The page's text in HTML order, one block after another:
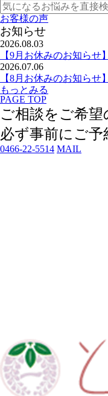
お客様の声
お知らせ
2026.08.03
【9月お休みのお知らせ】
2026.07.06
【8月お休みのお知らせ】
もっとみる
PAGE TOP
ご相談をご希望
必ず事前にご予
0466-22-5514 MAIL